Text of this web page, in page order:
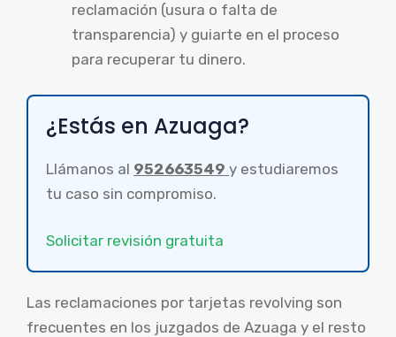
reclamación (usura o falta de
transparencia) y guiarte en el proceso
para recuperar tu dinero.
¿Estás en Azuaga?
Llámanos al 952663549 y estudiaremos
tu caso sin compromiso.
Solicitar revisión gratuita
Las reclamaciones por tarjetas revolving son
frecuentes en los juzgados de Azuaga y el resto